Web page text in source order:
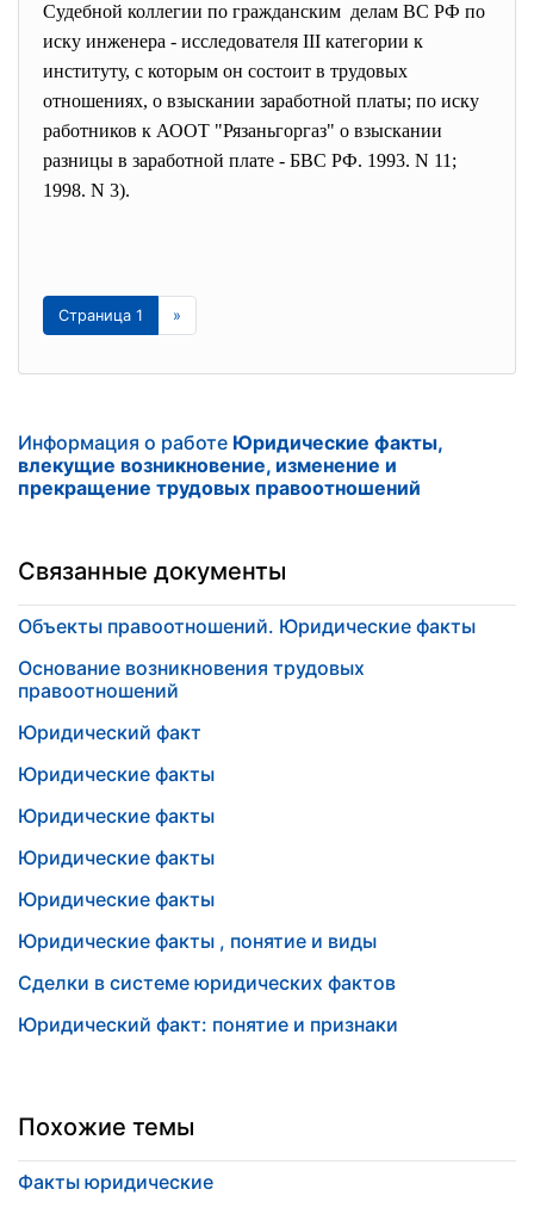
Судебной коллегии по гражданским делам ВС РФ по
иску инженера - исследователя III категории к
институту, с которым он состоит в трудовых
отношениях, о взыскании заработной платы; по иску
работников к АООТ "Рязаньгоргаз" о взыскании
разницы в заработной плате - БВС РФ. 1993. N 11;
1998. N 3).
Страница 1 »
Информация о работе Юридические факты,
влекущие возникновение, изменение и
прекращение трудовых правоотношений
Связанные документы
Объекты правоотношений. Юридические факты
Основание возникновения трудовых
правоотношений
Юридический факт
Юридические факты
Юридические факты
Юридические факты
Юридические факты
Юридические факты , понятие и виды
Сделки в системе юридических фактов
Юридический факт: понятие и признаки
Похожие темы
Факты юридические